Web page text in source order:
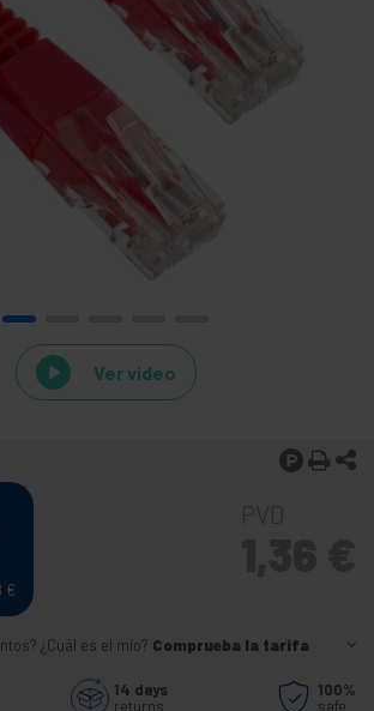
Ver video
€
¿Cuál es el mío? Comprueba la tarifa
14 days
returns
100%
safe